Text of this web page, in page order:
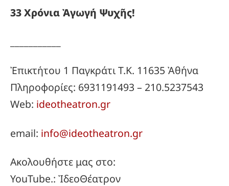
33ΧρόνιαἈγωγή Ψυχῆς!
Ἐπικτήτου 1 Παγκράτι Τ.Κ. 11635 Ἀθήνα
Πληροφορίες: 6931191493 – 210.5237543
Web: ideotheatron.gr
email: info@ideotheatron.gr
Ακολουθήστε μας στο:
YouTube.: ἸδεοΘέατρον